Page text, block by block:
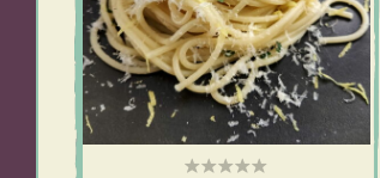
מתאימות כמתנה